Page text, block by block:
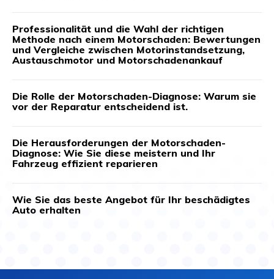
Professionalität und die Wahl der richtigen
Methode nach einem Motorschaden: Bewertungen
und Vergleiche zwischen Motorinstandsetzung,
Austauschmotor und Motorschadenankauf
Die Rolle der Motorschaden-Diagnose: Warum sie
vor der Reparatur entscheidend ist.
Die Herausforderungen der Motorschaden-
Diagnose: Wie Sie diese meistern und Ihr
Fahrzeug effizient reparieren
Wie Sie das beste Angebot für Ihr beschädigtes
Auto erhalten